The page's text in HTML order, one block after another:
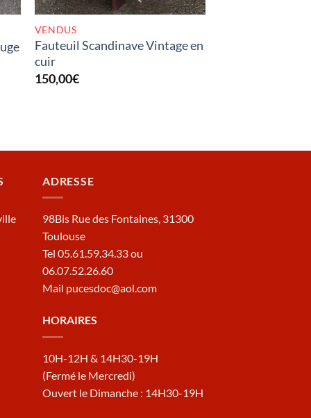
VENDUS
Fauteuil Scandinave Vintage en
cuir
150,00€
ADRESSE
98Bis Rue des Fontaines, 31300
Toulouse
Tel 05.61.59.34.33 ou
06.07.52.26.60
Mail pucesdoc@aol.com
HORAIRES
10H-12H & 14H30-19H
(Fermé le Mercredi)
Ouvert le Dimanche : 14H30-19H